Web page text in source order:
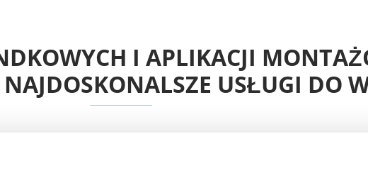
I APLIKACJI
USŁUGI DO